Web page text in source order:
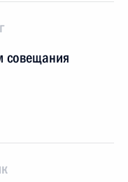
совещания